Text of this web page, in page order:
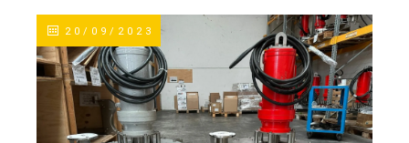
20/09/2023